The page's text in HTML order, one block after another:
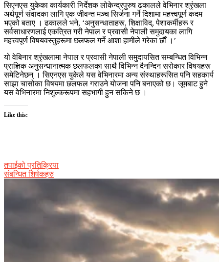
सिएनएस युकेका कार्यकारी निर्देशक लोकेन्द्रपुरुष ढकालले वेभिनार श्रृंखला
अर्थपूर्ण संवादका लागि एक जीवन्त मञ्च सिर्जना गर्ने दिशामा महत्त्वपूर्ण कदम
भएको बताए । ढकालले भने, ‘अनुसन्धाताहरू, शिक्षाविद्, पेशाकर्मीहरू र
सर्वसाधारणलाई एकत्रित गरी नेपाल र प्रवासी नेपाली समुदायका लागि
महत्त्वपूर्ण विषयवस्तुहरूमा छलफल गर्ने आशा हामीले गरेका र्छौं ।’
यो वेबिनार श्रृंखलामा नेपाल र प्रवासी नेपाली समुदायसित सम्बन्धित विभिन्न
प्राज्ञिक अनुसन्धानात्मक छलफलका साथै विभिन्न दैनन्दिन सरोकार विषयहरू
समेटिनेछन् । सिएनएस युकेले यस वेभिनारमा अन्य संस्थाहरूसित पनि सहकार्य
साझा चासोका विषयमा छलफल गराउने योजना पनि बनाएको छ। जूमबाट हुने
यस वेभिनारमा निशुल्करूपमा सहभागी हुन सकिने छ ।
Like this:
तपाईको प्रतिक्रिया
संबन्धित शिर्षकहरु